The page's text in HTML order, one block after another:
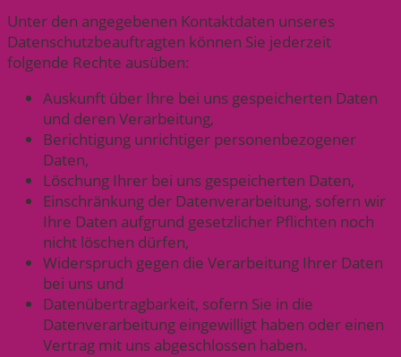
Unter den angegebenen Kontaktdaten unseres
Datenschutzbeauftragten können Sie jederzeit
folgende Rechte ausüben:
Auskunft über Ihre bei uns gespeicherten Daten
und deren Verarbeitung,
Berichtigung unrichtiger personenbezogener
Daten,
Löschung Ihrer bei uns gespeicherten Daten,
Einschränkung der Datenverarbeitung, sofern wir
Ihre Daten aufgrund gesetzlicher Pflichten noch
nicht löschen dürfen,
Widerspruch gegen die Verarbeitung Ihrer Daten
bei uns und
Datenübertragbarkeit, sofern Sie in die
Datenverarbeitung eingewilligt haben oder einen
Vertrag mit uns abgeschlossen haben.